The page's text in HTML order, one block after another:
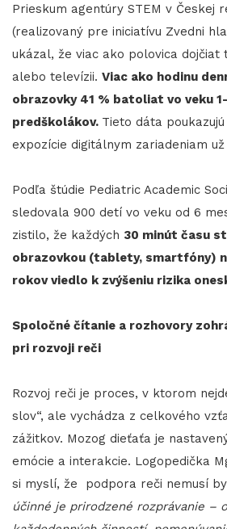
Prieskum agentúry STEM v Českej
(realizovaný pre iniciatívu Zvedni
ukázal, že viac ako polovica
alebo televízii. Viac ako hodinu
obrazovky 41 % batoliat vo veku
predškolákov. Tieto dáta
expozície digitálnym zariadeniam
Podľa štúdie Pediatric Academic
sledovala 900 detí vo veku od 6
zistilo, že každých 30 minút času
obrazovkou (tablety, smartfóny)
rokov viedlo k zvýšeniu rizika
Spoločné čítanie a rozhovory
pri rozvoji reči
Rozvoj reči je proces, v ktorom
slov“, ale vychádza z celkového
zážitkov. Mozog dieťaťa je
emócie a interakcie. Logopedička
si myslí, že podpora reči nemusí
účinné je prirodzené rozprávanie –